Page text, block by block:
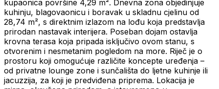
kupaonica površine 4,29 m². Dnevna zona objedinjuje
kuhinju, blagovaonicu i boravak u skladnu cjelinu od
28,74 m², s direktnim izlazom na lođu koja predstavlja
prirodan nastavak interijera. Poseban dojam ostavlja
krovna terasa koja pripada isključivo ovom stanu, s
otvorenim i nesmetanim pogledom na more. Riječ je o
prostoru koji omogućuje različite koncepte uređenja –
od privatne lounge zone i sunčališta do ljetne kuhinje ili
jacuzzija, za koji je predviđena priprema. Lokacija je